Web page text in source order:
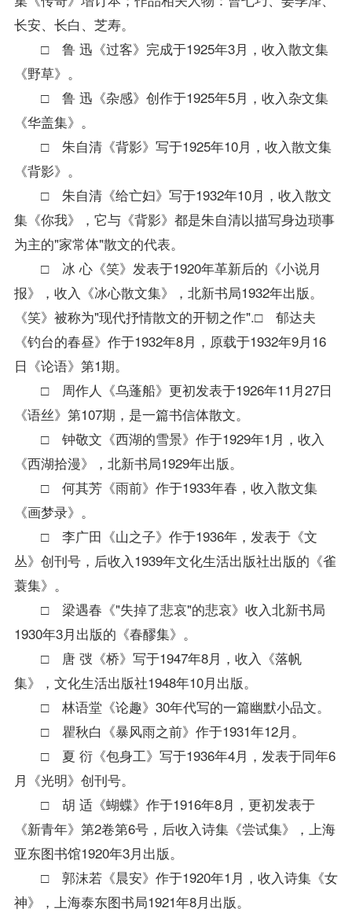
长安、长白、芝寿。
□ 鲁 迅《过客》完成于1925年3月，收入散文集
《野草》。
□ 鲁 迅《杂感》创作于1925年5月，收入杂文集
《华盖集》。
□ 朱自清《背影》写于1925年10月，收入散文集
《背影》。
□ 朱自清《给亡妇》写于1932年10月，收入散文
集《你我》，它与《背影》都是朱自清以描写身边琐事
为主的"家常体"散文的代表。
□ 冰 心《笑》发表于1920年革新后的《小说月
报》，收入《冰心散文集》，北新书局1932年出版。
《笑》被称为"现代抒情散文的开韧之作".□ 郁达夫
《钓台的春昼》作于1932年8月，原载于1932年9月16
日《论语》第1期。
□ 周作人《乌蓬船》更初发表于1926年11月27日
《语丝》第107期，是一篇书信体散文。
□ 钟敬文《西湖的雪景》作于1929年1月，收入
《西湖拾漫》，北新书局1929年出版。
□ 何其芳《雨前》作于1933年春，收入散文集
《画梦录》。
□ 李广田《山之子》作于1936年，发表于《文
丛》创刊号，后收入1939年文化生活出版社出版的《雀
蓑集》。
□ 梁遇春《"失掉了悲哀"的悲哀》收入北新书局
1930年3月出版的《春醪集》。
□ 唐 弢《桥》写于1947年8月，收入《落帆
集》，文化生活出版社1948年10月出版。
□ 林语堂《论趣》30年代写的一篇幽默小品文。
□ 瞿秋白《暴风雨之前》作于1931年12月。
□ 夏 衍《包身工》写于1936年4月，发表于同年6
月《光明》创刊号。
□ 胡 适《蝴蝶》作于1916年8月，更初发表于
《新青年》第2卷第6号，后收入诗集《尝试集》，上海
亚东图书馆1920年3月出版。
□ 郭沫若《晨安》作于1920年1月，收入诗集《女
神》，上海泰东图书局1921年8月出版。